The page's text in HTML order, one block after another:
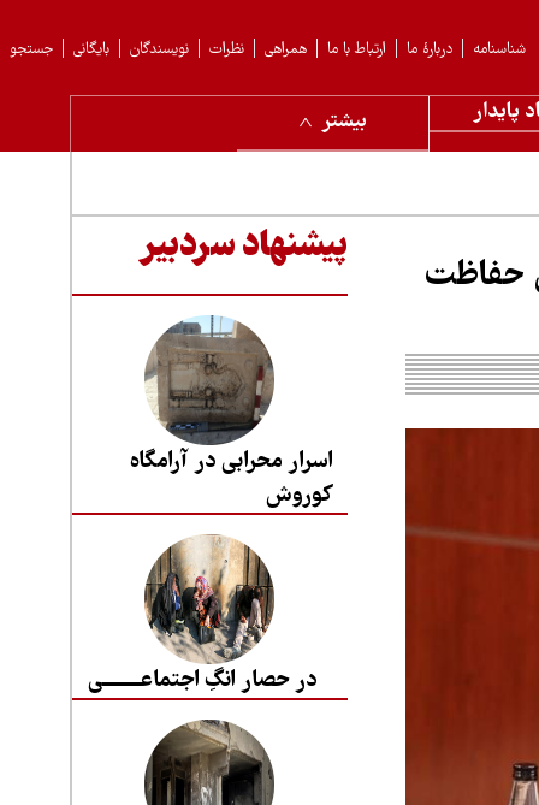
جستجو بایگانی نویسندگان نظرات همراهی ارتباط با ما دربارهٔ ما شناسنامه
پایدار بیشتر
حفاظت
پیشنهاد سردبیر
اسرار محرابی در آرامگاه
کوروش
در حصار انگِ اجتماعــــــــی